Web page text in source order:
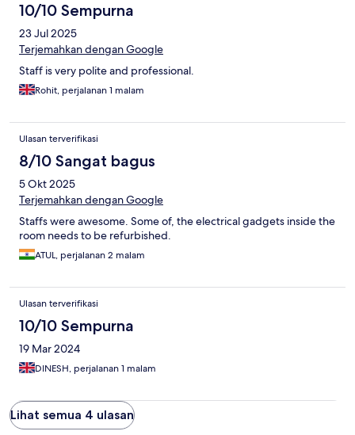
10/10 Sempurna
23 Jul 2025
Terjemahkan dengan Google
Staff is very polite and professional.
Rohit, perjalanan 1 malam
Ulasan terverifikasi
8/10 Sangat bagus
5 Okt 2025
Terjemahkan dengan Google
Staffs were awesome. Some of, the electrical gadgets inside the
room needs to be refurbished.
ATUL, perjalanan 2 malam
Ulasan terverifikasi
10/10 Sempurna
19 Mar 2024
DINESH, perjalanan 1 malam
Lihat semua 4 ulasan